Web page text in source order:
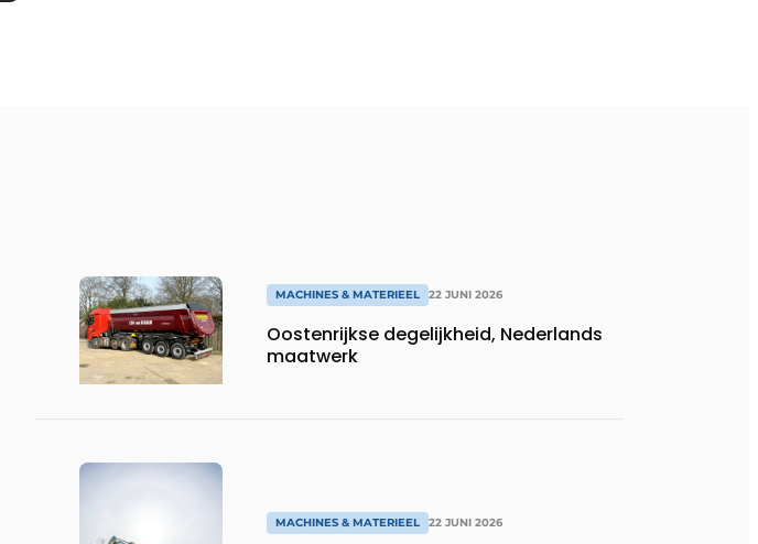
MACHINES & MATERIEEL 22 JUNI 2026
Oostenrijkse degelijkheid, Nederlands
maatwerk
MACHINES & MATERIEEL 22 JUNI 2026